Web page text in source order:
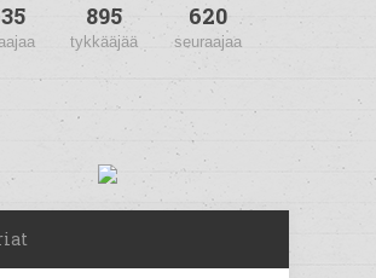
895
tykkääjää
620
seuraajaa